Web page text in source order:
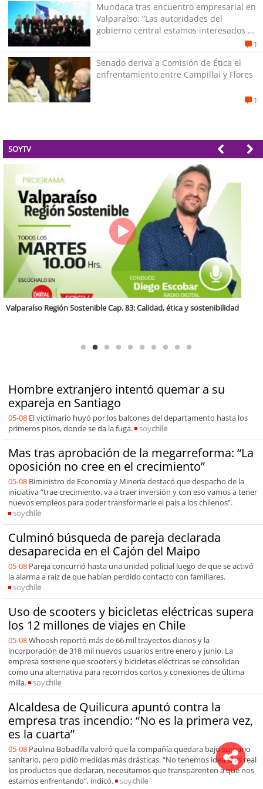
Mundaca tras encuentro empresarial en
Valparaíso: “Las autoridades del
gobierno central estamos interesados en
1
Senado deriva a Comisión de Ética el
enfrentamiento entre Campillai y Flores
1
SOYTV
Hombre extranjero intentó quemar a su
expareja en Santiago
05-08 El victimario huyó por los balcones del departamento hasta los
primeros pisos, donde se da la fuga.
soychile
Mas tras aprobación de la megarreforma: “La
oposición no cree en el crecimiento”
05-08 Biministro de Economía y Minería destacó que despacho de la
iniciativa “trae crecimiento, va a traer inversión y con eso vamos a tener
nuevos empleos para poder transformarle el país a los chilenos”.
soychile
Culminó búsqueda de pareja declarada
desaparecida en el Cajón del Maipo
05-08 Pareja concurrió hasta una unidad policial luego de que se activó
la alarma a raíz de que habían perdido contacto con familiares.
soychile
Uso de scooters y bicicletas eléctricas supera
los 12 millones de viajes en Chile
05-08Whoosh reportó más de 66 mil trayectos diarios y la
incorporación de 318 mil nuevos usuarios entre enero y junio. La
empresa sostiene que scooters y bicicletas eléctricas se consolidan
como una alternativa para recorridos cortos y conexiones de última
milla.
soychile
Alcaldesa de Quilicura apuntó contra la
empresa tras incendio: “No es la primera vez,
es la cuarta”
05-08 Paulina Bobadilla valoró que la compañía quedara bajo sumario
sanitario, pero pidió medidas más drásticas. “No tenemos idea si es real
los productos que declaran, necesitamos que transparenten a qué nos
estamos enfrentando”, indicó.
soychile